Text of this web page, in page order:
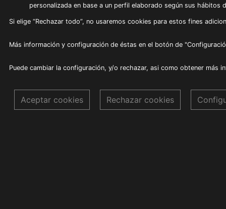
personalizada en base a un perfil elaborado según sus hábitos
Si elige “Rechazar todo”, no usaremos cookies para estos fines
Más información y configuración de éstas en el botón de
Puede cambiar la configuración, y/o rechazar, asi como obtener más
Aceptar cookies Rechazar cookies